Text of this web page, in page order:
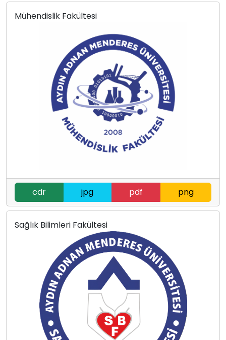
Mühendislik Fakültesi
cdr jpg pdf png
Sağlık Bilimleri Fakültesi